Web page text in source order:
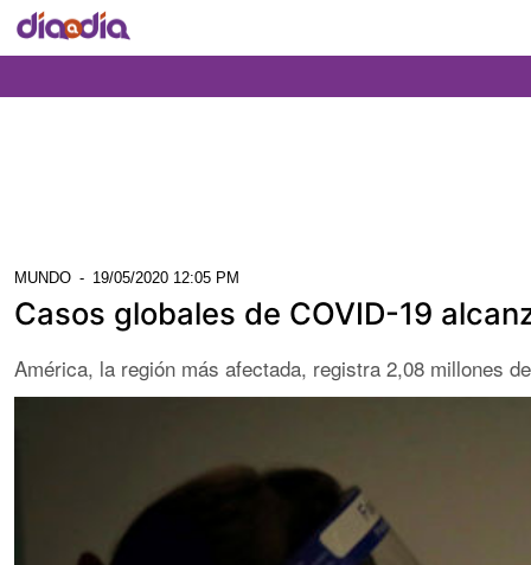
MUNDO - 19/05/2020 12:05 PM
Casos globales de COVID-19
América, la región más afectada, registra 2,08 millones